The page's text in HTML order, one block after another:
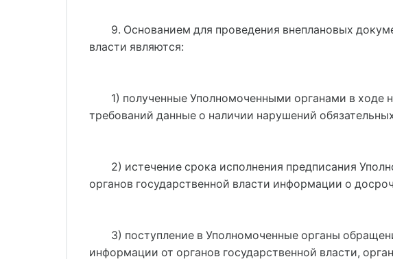
9. Основанием для проведения внеплановых
власти являются:
1) полученные Уполномоченными органами в ходе
требований данные о наличии нарушений
2) истечение срока исполнения предписания
органов государственной власти информации о
3) поступление в Уполномоченные органы
информации от органов государственной власти,